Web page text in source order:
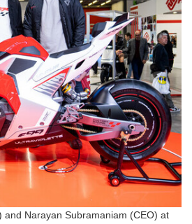
and Narayan Subramaniam (CEO) at